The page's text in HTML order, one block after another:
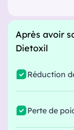
Après avoir
Dietoxil
Réduction
Perte de